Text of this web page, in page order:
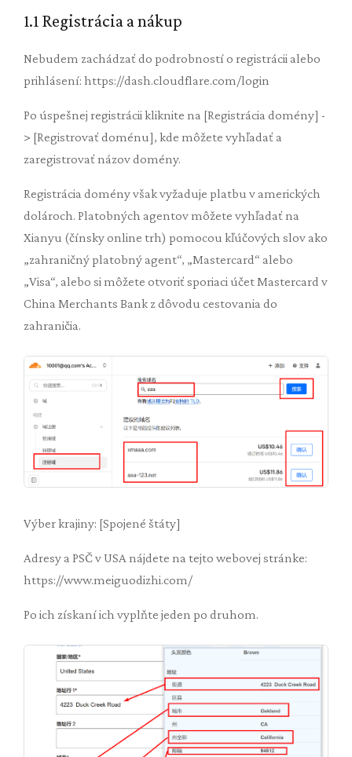
1.1 Registrácia a nákup
Nebudem zachádzať do podrobností o registrácii alebo
prihlásení: https://dash.cloudflare.com/login
Po úspešnej registrácii kliknite na [Registrácia domény] -
> [Registrovať doménu], kde môžete vyhľadať a
zaregistrovať názov domény.
Registrácia domény však vyžaduje platbu v amerických
dolároch. Platobných agentov môžete vyhľadať na
Xianyu (čínsky online trh) pomocou kľúčových slov ako
„zahraničný platobný agent“, „Mastercard“ alebo
„Visa“, alebo si môžete otvoriť sporiaci účet Mastercard v
China Merchants Bank z dôvodu cestovania do
zahraničia.
Výber krajiny: [Spojené štáty]
Adresy a PSČ v USA nájdete na tejto webovej stránke:
https://www.meiguodizhi.com/
Po ich získaní ich vyplňte jeden po druhom.